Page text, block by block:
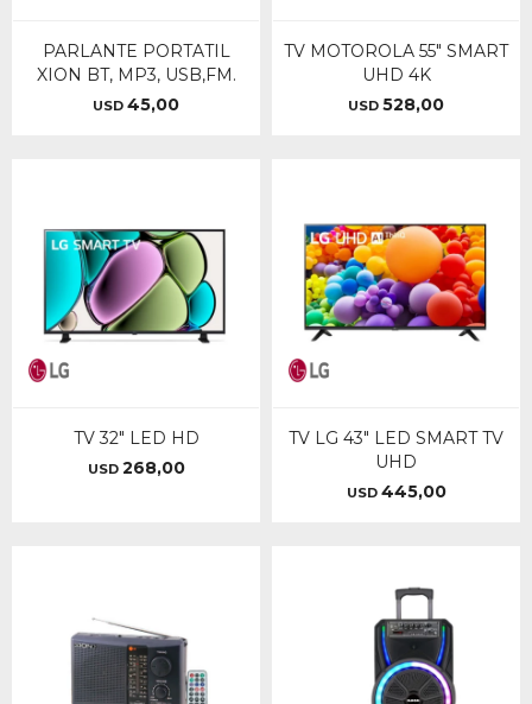
PARLANTE PORTATIL
XION BT, MP3, USB,FM.
USD 45,00
TV MOTOROLA 55" SMART
UHD 4K
USD 528,00
TV 32" LED HD
USD 268,00
TV LG 43" LED SMART TV
UHD
USD 445,00